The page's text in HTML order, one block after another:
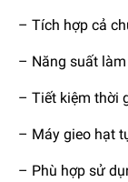
– Tích hợp cả
– Năng suất
– Tiết kiệm thời
– Máy gieo hạt
– Phù hợp sử